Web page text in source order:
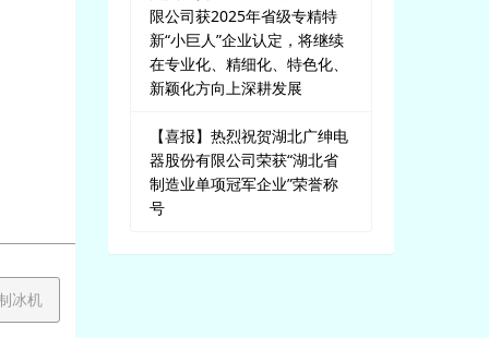
冰机
限公司获2025年省级专精特
新“小巨人”企业认定，将继续
在专业化、精细化、特色化、
新颖化方向上深耕发展
【喜报】热烈祝贺湖北广绅电
器股份有限公司荣获“湖北省
制造业单项冠军企业”荣誉称
号